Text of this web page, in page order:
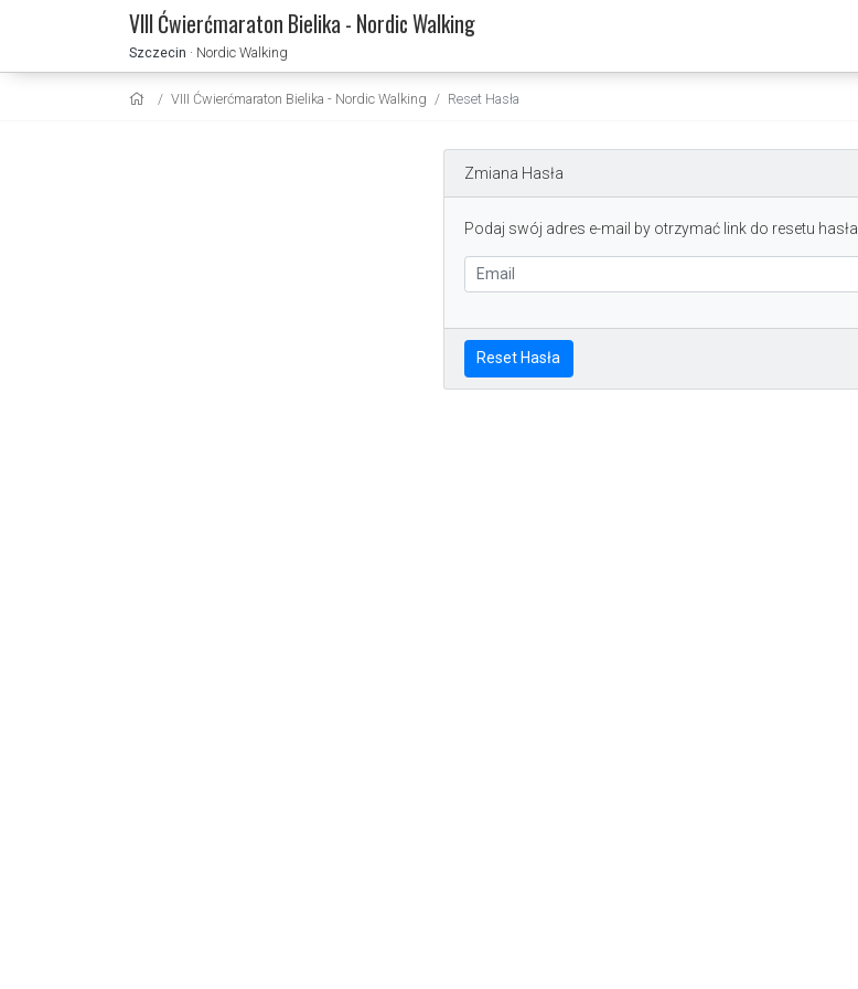
VIII Ćwierćmaraton Bielika - Nordic Walking
Szczecin · Nordic Walking
VIII Ćwierćmaraton Bielika - Nordic Walking Reset Hasła
Zmiana Hasła
Podaj swój adres e-mail by otrzymać link do resetu hasła.